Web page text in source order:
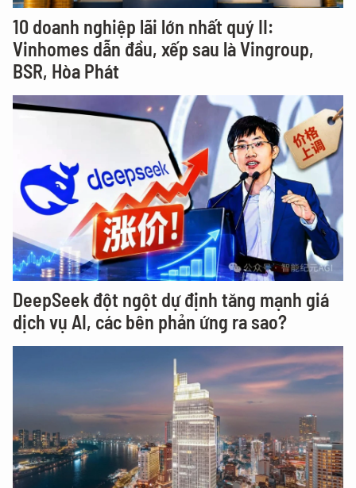
10 doanh nghiệp lãi lớn nhất quý II:
Vinhomes dẫn đầu, xếp sau là Vingroup,
BSR, Hòa Phát
DeepSeek đột ngột dự định tăng mạnh giá
dịch vụ AI, các bên phản ứng ra sao?